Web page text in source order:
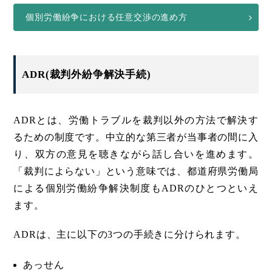
個別労働紛争における任意交渉の進め方
ADR(裁判外紛争解決手続)
ADRとは、労働トラブルを裁判以外の方法で解決す
るための制度です。中立的な第三者が当事者の間に入
り、双方の意見を聴きながら話し合いを進めます。
「裁判によらない」という意味では、都道府県労働局
による個別労働紛争解決制度もADRのひとつといえ
ます。
ADRは、主に以下の3つの手続きに分けられます。
あっせん